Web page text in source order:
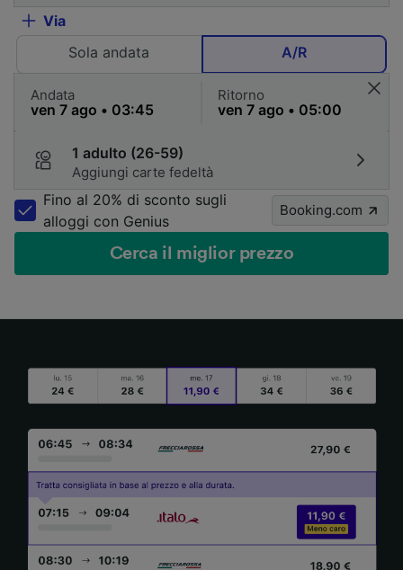
Via
Sola andata
A/R
Andata Ritorno
1 adulto (26-59)
Aggiungi carte fedeltà
Fino al 20% di sconto sugli
alloggi con Genius
Booking.com
Cerca il miglior prezzo